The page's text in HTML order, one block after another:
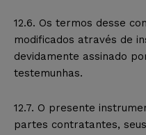
12.6. Os termos desse
modificados através de
devidamente assinado
testemunhas.
12.7. O presente
partes contratantes,